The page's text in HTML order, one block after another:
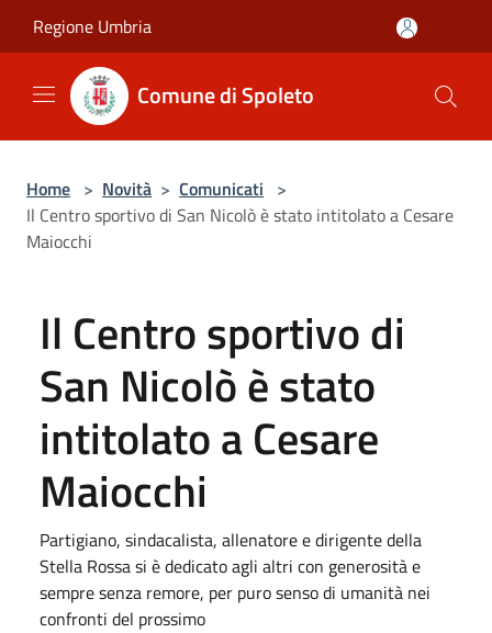
Regione Umbria
Comune di Spoleto
Home > Novità > Comunicati >
Il Centro sportivo di San Nicolò è stato intitolato a Cesare
Maiocchi
Il Centro sportivo di
San Nicolò è stato
intitolato a Cesare
Maiocchi
Partigiano, sindacalista, allenatore e dirigente della
Stella Rossa si è dedicato agli altri con generosità e
sempre senza remore, per puro senso di umanità nei
confronti del prossimo